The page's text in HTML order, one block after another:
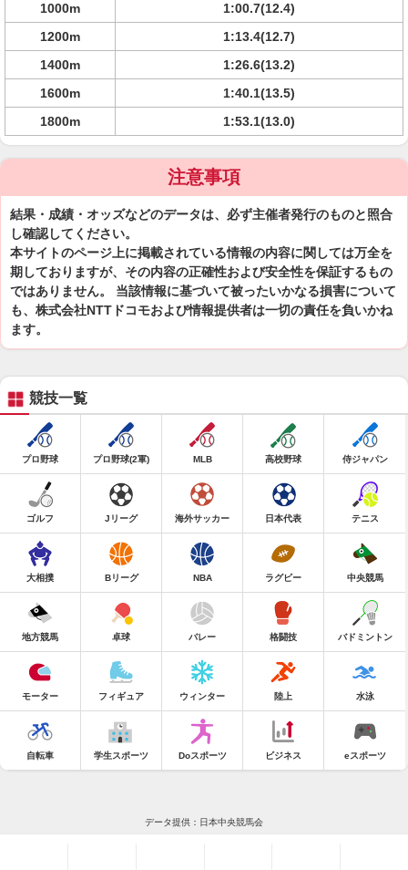
1000m
1:00.7(12.4)
1200m
1:13.4(12.7)
1400m
1:26.6(13.2)
1600m
1:40.1(13.5)
1800m
1:53.1(13.0)
注意事項
結果・成績・オッズなどのデータは、必ず主催者発行のものと照合
し確認してください。
本サイトのページ上に掲載されている情報の内容に関しては万全を
期しておりますが、その内容の正確性および安全性を保証するもの
ではありません。 当該情報に基づいて被ったいかなる損害について
も、株式会社NTTドコモおよび情報提供者は一切の責任を負いかね
ます。
競技一覧
プロ野球 プロ野球(2軍) MLB 高校野球 侍ジャパン
ゴルフ Jリーグ 海外サッカー 日本代表 テニス
大相撲 Bリーグ NBA ラグビー 中央競馬
地方競馬 卓球 バレー 格闘技 バドミントン
モーター フィギュア ウィンター 陸上 水泳
自転車 学生スポーツ Doスポーツ ビジネス eスポーツ
データ提供：日本中央競馬会